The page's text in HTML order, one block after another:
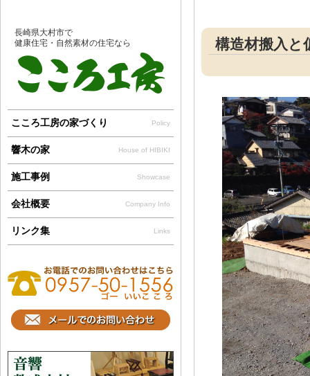
構造材搬入と
長崎県大村市で
健康住宅・自然素材の住宅なら
こころ工房の家づくり Policy
響木の家 House of HIBIKI
施工事例 Showcase
会社概要 Company Info
リンク集 Links